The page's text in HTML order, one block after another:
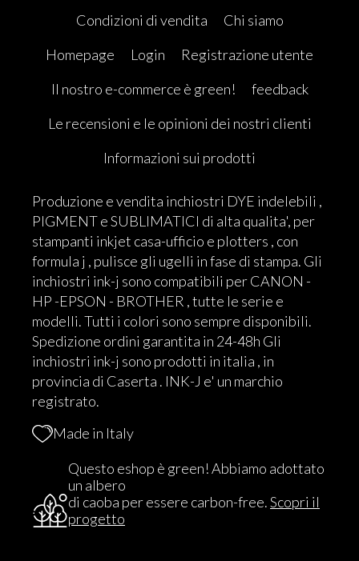
Condizioni di vendita
Chi siamo
Homepage
Login
Registrazione utente
Il nostro e-commerce è green!
feedback
Le recensioni e le opinioni dei nostri clienti
Informazioni sui prodotti
Produzione e vendita inchiostri DYE indelebili ,
PIGMENT e SUBLIMATICI di alta qualita', per
stampanti inkjet casa-ufficio e plotters , con
formula j , pulisce gli ugelli in fase di stampa. Gli
inchiostri ink-j sono compatibili per CANON -
HP -EPSON - BROTHER , tutte le serie e
modelli. Tutti i colori sono sempre disponibili.
Spedizione ordini garantita in 24-48h Gli
inchiostri ink-j sono prodotti in italia , in
provincia di Caserta . INK-J e' un marchio
registrato.
Made in Italy
Questo eshop è green! Abbiamo adottato
un albero
di caoba per essere carbon-free.Scopri il
progetto